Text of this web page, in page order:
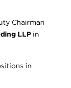
Chairman
LLP in
in